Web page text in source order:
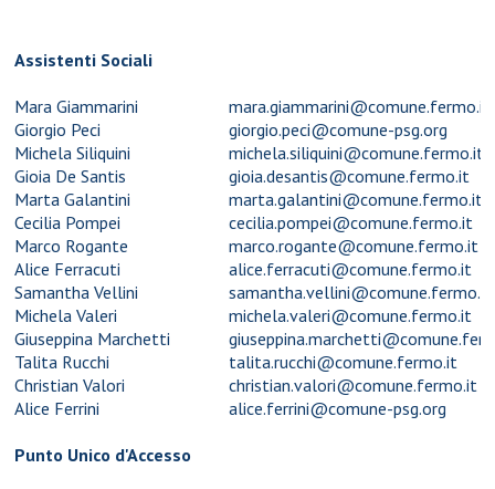
Assistenti Sociali
Mara Giammarini
mara.giammarini@comune.fermo.it
Giorgio Peci
giorgio.peci@comune-psg.org
Michela Siliquini
michela.siliquini@comune.fermo.it
Gioia De Santis
gioia.desantis@comune.fermo.it
Marta Galantini
marta.galantini@comune.fermo.it
Cecilia Pompei
cecilia.pompei@comune.fermo.it
Marco Rogante
marco.rogante@comune.fermo.it
Alice Ferracuti
alice.ferracuti@comune.fermo.it
Samantha Vellini
samantha.vellini@comune.fermo.it
Michela Valeri
michela.valeri@comune.fermo.it
Giuseppina Marchetti
Talita Rucchi
talita.rucchi@comune.fermo.it
Christian Valori
christian.valori@comune.fermo.it
Alice Ferrini
alice.ferrini@comune-psg.org
Punto Unico d'Accesso